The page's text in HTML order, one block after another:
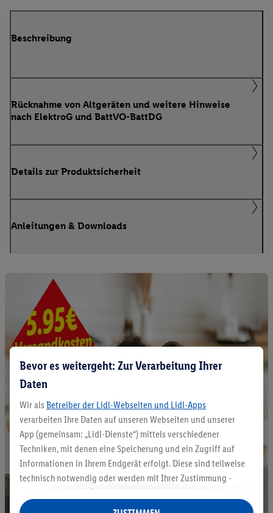
Beschreibung
Rücknahme von Altgeräten und weitere Hinweise
nach ElektroG und BattVO-BattDG
Details zur Produktsicherheit
Anleitungen & Downloads
Bevor es weitergeht: Zur Verarbeitung Ihrer
Daten
Wir als Betreiber der Lidl-Webseiten und Lidl-Apps
verarbeiten Ihre Daten auf unseren Webseiten und unserer
App (gemeinsam: „Lidl-Dienste“) mittels verschiedener
Techniken, mit denen eine Speicherung und ein Zugriff auf
Informationen in Ihrem Endgerät erfolgt. Diese sind teilweise
technisch notwendig oder werden mit Ihrer Zustimmung -
auch durch Partner (u.a.
Verantwortliche; im Zusammenhang mit dem IAB TCF